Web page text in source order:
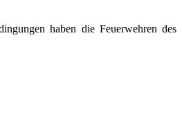
haben die Feuerwehren des